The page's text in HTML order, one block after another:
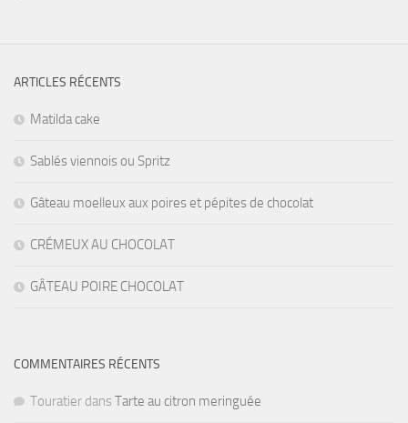
ARTICLES RÉCENTS
Matilda cake
Sablés viennois ou Spritz
Gâteau moelleux aux poires et pépites de chocolat
CRÉMEUX AU CHOCOLAT
GÂTEAU POIRE CHOCOLAT
COMMENTAIRES RÉCENTS
Touratier dans Tarte au citron meringuée